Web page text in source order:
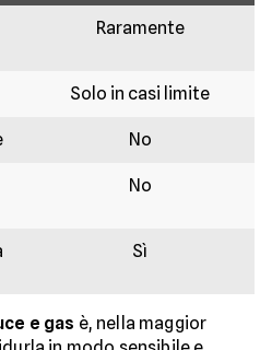
Raramente
Solo in casi limite
No
No
Sì
e gas è, nella maggior